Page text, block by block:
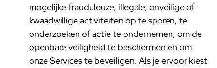
mogelijke frauduleuze, illegale, onveilige of
kwaadwillige activiteiten op te sporen, te
onderzoeken of actie te ondernemen, om de
openbare veiligheid te beschermen en om
onze Services te beveiligen. Als je ervoor kiest